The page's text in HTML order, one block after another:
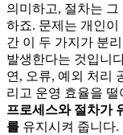
의미하고, 절차는
하죠. 문제는 개인
간 이 두 가지가 분
발생한다는 것입니
연, 오류, 예외 처리
리고 운영 효율을 떨
프로세스와 절차가
를 유지시켜 줍니다.